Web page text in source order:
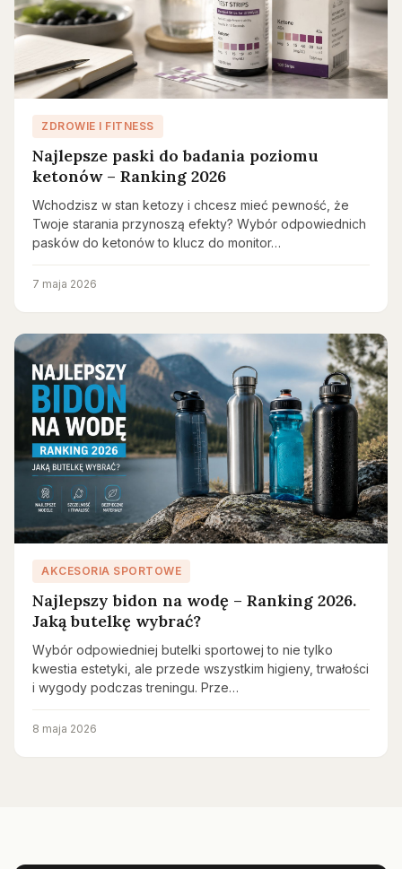
ZDROWIE I FITNESS
Najlepsze paski do badania poziomu
ketonów – Ranking 2026
Wchodzisz w stan ketozy i chcesz mieć pewność, że
Twoje starania przynoszą efekty? Wybór odpowiednich
pasków do ketonów to klucz do monitor…
7 maja 2026
AKCESORIA SPORTOWE
Najlepszy bidon na wodę – Ranking 2026.
Jaką butelkę wybrać?
Wybór odpowiedniej butelki sportowej to nie tylko
kwestia estetyki, ale przede wszystkim higieny, trwałości
i wygody podczas treningu. Prze…
8 maja 2026